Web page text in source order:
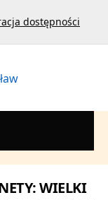
dostępności
WIELKI